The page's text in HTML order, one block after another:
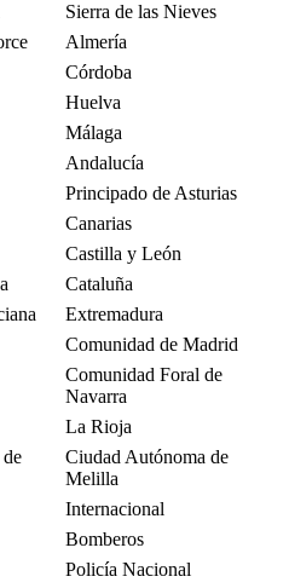
Sierra de las Nieves
Almería
Córdoba
Huelva
Málaga
Andalucía
Principado de Asturias
Canarias
Castilla y León
Cataluña
Extremadura
Comunidad de Madrid
Comunidad Foral de
Navarra
La Rioja
Ciudad Autónoma de
Melilla
Internacional
Bomberos
Policía Nacional